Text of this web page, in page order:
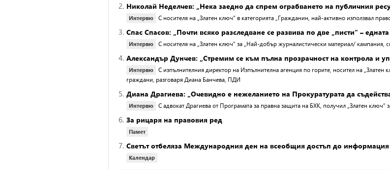
2. Николай Неделчев: „Нека заедно да спрем ограбването на публичния
Интервю С носителя на „Златен ключ“ в категорията „Гражданин, най-активно използвал
3. Спас Спасов: „Почти всяко разследване се развива по две „писти“ –
Интервю С носителя на „Златен ключ“ за „Най-добър журналистически материал/
4. Александър Дунчев: „Стремим се към пълна прозрачност на контрола и
Интервю
С изпълнителния директор на Изпълнителна агенция по горите, носител на
граждани, разговаря Диана Банчева, ПДИ
5. Диана Драгиева: „Очевидно е нежеланието на Прокуратурата да
Интервю С адвокат Драгиева от Програмата за правна защита на БХК, получил „Златен
6. За рицаря на правовия ред
Памет
7. Светът отбеляза Международния ден на всеобщия достъп до информация
Календар